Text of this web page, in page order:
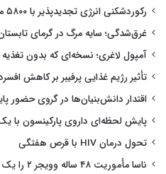
رکوردشکنی انرژی تجدیدپذیر با ۵۸۰۰ مگاوات برق
غرق‌شدگی؛ سایه مرگ در گرمای
آمپول لاغری؛ نسخه‌ای که بدون
تأثیر رژیم غذایی پرفیبر بر کاهش
اقتدار دانش‌بنیان‌ها در گروی حضور
پایش لحظه‌ای داروی پارکینسون با
تحول درمان HIV با قرص هفتگی
ناسا مأموریت ۴۸ ساله وویجر ۲ را یک سال دیگر تمدید کرد